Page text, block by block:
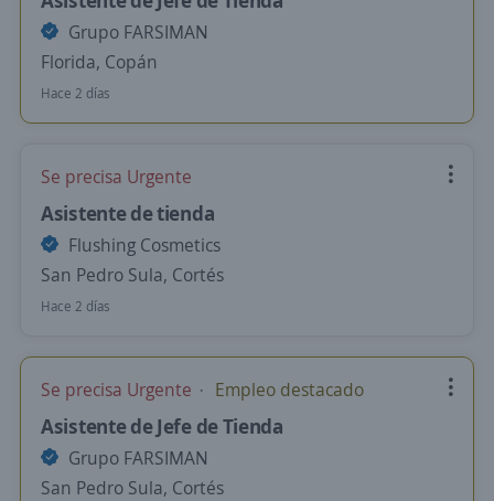
Grupo FARSIMAN
Florida, Copán
Hace 2 días
Se precisa Urgente
Asistente de tienda
Flushing Cosmetics
San Pedro Sula, Cortés
Hace 2 días
Se precisa Urgente Empleo destacado
Asistente de Jefe de Tienda
Grupo FARSIMAN
San Pedro Sula, Cortés